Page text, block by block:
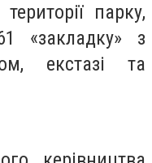
парку,
«закладку» з
екстазі та